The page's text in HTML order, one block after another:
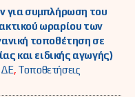
για συμπλήρωση του
ωραρίου των
τοποθέτηση σε
και ειδικής αγωγής)
, Τοποθετήσεις